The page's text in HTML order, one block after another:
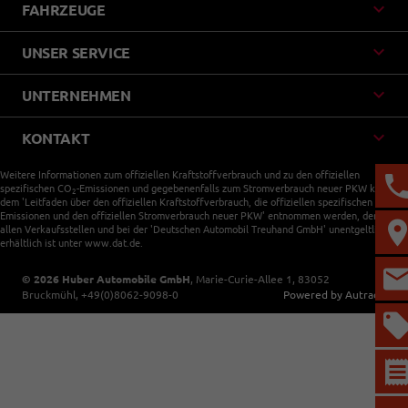
FAHRZEUGE
UNSER SERVICE
UNTERNEHMEN
KONTAKT
Weitere Informationen zum offiziellen Kraftstoffverbrauch und zu den offiziellen
spezifischen CO 2-Emissionen und gegebenenfalls zum Stromverbrauch neuer PKW können
dem 'Leitfaden über den offiziellen Kraftstoffverbrauch, die offiziellen spezifischen CO
Emissionen und den offiziellen Stromverbrauch neuer PKW' entnommen werden, der an
allen Verkaufsstellen und bei der 'Deutschen Automobil Treuhand GmbH' unentgeltlich
erhältlich ist unter www.dat.de.
© 2026 Huber Automobile GmbH, Marie-Curie-Allee 1 , 83052
Bruckmühl, +49(0)8062-9098-0 Powered by Autrado